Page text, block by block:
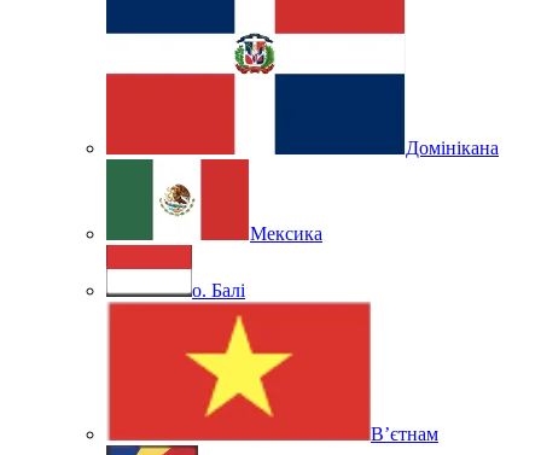
Домінікана
Мексика
о. Балі
В’єтнам